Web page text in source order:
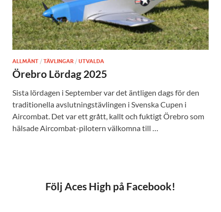
ALLMÄNT / TÄVLINGAR / UTVALDA
Örebro Lördag 2025
Sista lördagen i September var det äntligen dags för den
traditionella avslutningstävlingen i Svenska Cupen i
Aircombat. Det var ett grått, kallt och fuktigt Örebro som
hälsade Aircombat-pilotern välkomna till …
Följ Aces High på Facebook!